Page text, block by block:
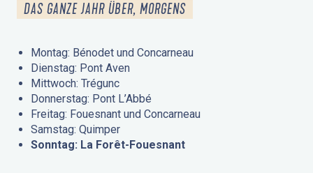
DAS GANZE JAHR ÜBER, MORGENS
Montag: Bénodet und Concarneau
Dienstag: Pont Aven
Mittwoch: Trégunc
Donnerstag: Pont L’Abbé
Freitag: Fouesnant und Concarneau
Samstag: Quimper
Sonntag: La Forêt-Fouesnant